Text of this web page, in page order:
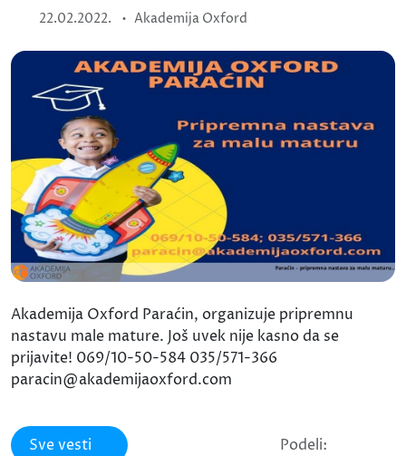
22.02.2022. • Akademija Oxford
Akademija Oxford Paraćin, organizuje pripremnu
nastavu male mature. Još uvek nije kasno da se
prijavite! 069/10-50-584 035/571-366
paracin@akademijaoxford.com
Sve vesti Podeli: